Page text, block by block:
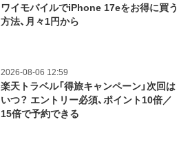
ワイモバイルでiPhone 17eをお得に買う
方法、月々1円から
2026-08-06 12:59
楽天トラベル「得旅キャンペーン」次回は
いつ？ エントリー必須、ポイント10倍／
15倍で予約できる